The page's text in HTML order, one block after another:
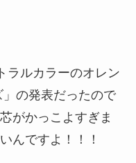
ラルカラーのオレン
の発表だったので
がかっこよすぎま
んですよ！！！